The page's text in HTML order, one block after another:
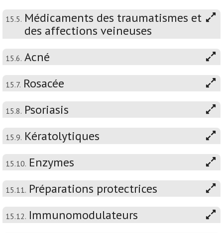
15.5. Médicaments des traumatismes et
des affections veineuses
15.6. Acné
15.7. Rosacée
15.8. Psoriasis
15.9. Kératolytiques
15.10. Enzymes
15.11. Préparations protectrices
15.12. Immunomodulateurs